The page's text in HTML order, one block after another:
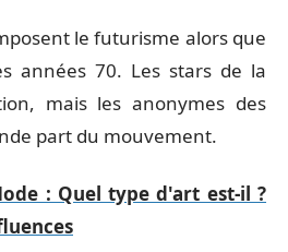
le futurisme alors que
années 70. Les stars de la
mais les anonymes des
part du mouvement.
: Quel type d'art est-il ?